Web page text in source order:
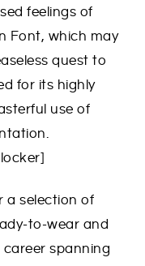
feelings of
Font, which may
quest to
for its highly
use of
a selection of
to-wear and
spanning